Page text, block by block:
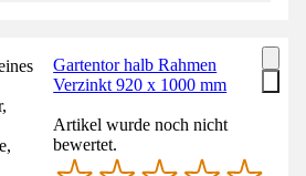
Gartentor halb Rahmen
Verzinkt 920 x 1000 mm
Artikel wurde noch nicht
bewertet.